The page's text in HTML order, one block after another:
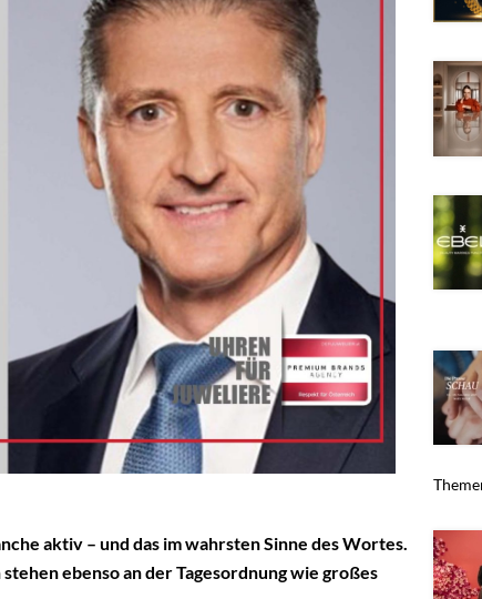
aktiv – und das im wahrsten Sinne des Wortes.
ebenso an der Tagesordnung wie großes